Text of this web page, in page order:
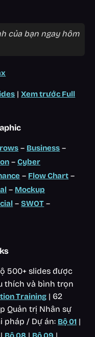
của bạn ngay hôm
|Xem trước Full
– Business –
– Cyber
– Flow Chart –
– Mockup
–SWOT –
500+ slides được
thích và bình trọn
Training | 62
Quản trị Nhân sự
pháp / Dự án: Bộ 01 |
| |
|